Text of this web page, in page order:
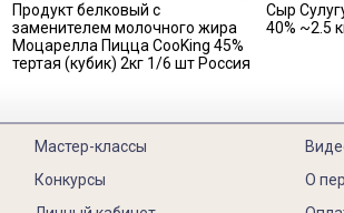
Продукт белковый с
заменителем молочного жира
Моцарелла Пицца CooKing 45%
тертая (кубик) 2кг 1/6 шт Россия
Сыр
40% ~2.5
Мастер-классы
Конкурсы
О